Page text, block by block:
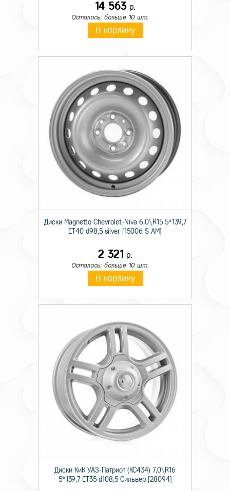
14 563р.
Осталось: больше 10 шт.
В корзину
Диски Magnetto Chevrolet-Niva 6,0\R15 5*139,7
ET40 d98,5 silver [15006 S AM]
2 321 р.
Осталось: больше 10 шт.
В корзину
Диски КиК УАЗ-Патриот (КС434) 7,0\R16
5*139,7 ET35 d108,5 Сильвер [28094]